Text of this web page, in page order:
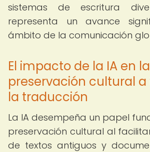
sistemas de escritura
representa un avance
ámbito de la comunicación
El impacto de la IA en la
preservación cultural a
la traducción
La IA desempeña un papel
preservación cultural al
de textos antiguos y